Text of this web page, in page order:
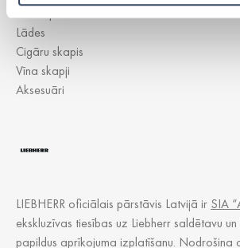
LIEBHERR oficiālais pārstāvis Latvijā ir SIA
ekskluzīvas tiesības uz Liebherr saldētavu
papildus aprīkojuma izplatīšanu. Nodrošina
Iebūvējamās saldētavas
Lādes
Cigāru skapis
Vīna skapji
Aksesuāri